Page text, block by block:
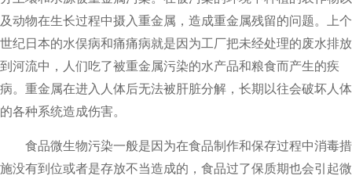
及动物在生长过程中摄入重金属，造成重金属残留的问题。上个
世纪日本的水俣病和痛痛病就是因为工厂把未经处理的废水排放
到河流中，人们吃了被重金属污染的水产品和粮食而产生的疾
病。重金属在进入人体后无法被肝脏分解，长期以往会破坏人体
的各种系统造成伤害。
食品微生物污染一般是因为在食品制作和保存过程中消毒措
施没有到位或者是存放不当造成的，食品过了保质期也会引起微